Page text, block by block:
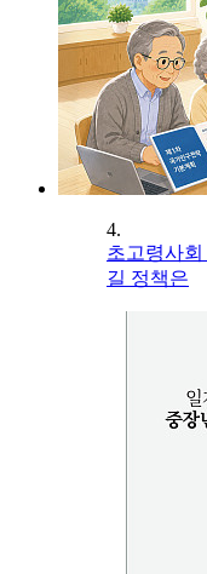
4.
초고령사회
길 정책은